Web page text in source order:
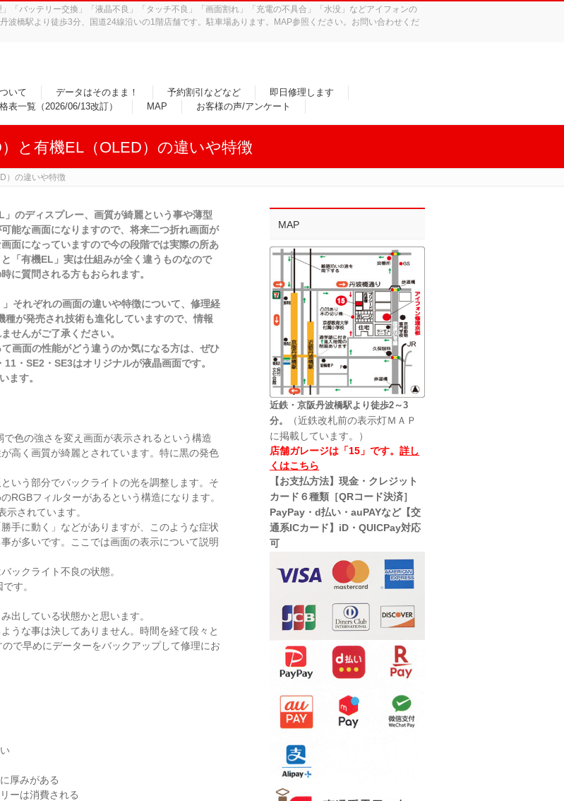
「バッテリー交換」「液晶不良」「タッチ不良」「画面割れ」「充電の不具合」「水没」などアイフォンの
波橋駅より徒歩3分、国道24線沿いの1階店舗です。駐車場あります。MAP参照ください。お問い合わせくだ
いて データはそのまま！ 予約割引などなど
即日修理します
表一覧（2026/06/13改訂）
MAP お客様の声/アンケート
と有機EL（OLED）の違いや特徴
）の違いや特徴
のディスプレー、画質が綺麗という事や薄型
能な画面になりますので、将来二つ折れ画面が
面になっていますので今の段階では実際の所あ
「有機EL」実は仕組みが全く違うものなので
に質問される方もおられます。
それぞれの画面の違いや特徴について、修理経
が発売され技術も進化していますので、情報
せんがご了承ください。
画面の性能がどう違うのか気になる方は、ぜひ
・SE2・SE3はオリジナルが液晶画面です。
ます。
色の強さを変え画面が表示されるという構造
高く画質が綺麗とされています。特に黒の発色
いう部分でバックライトの光を調整します。そ
RGBフィルターがあるという構造になります。
されています。
手に動く」などがありますが、このような症状
が多いです。ここでは画面の表示について説明
ックライト不良の状態。
す。
出している状態かと思います。
うな事は決してありません。時間を経て段々と
で早めにデーターをバックアップして修理にお
厚みがある
ーは消費される
MAP
近鉄・京阪丹波橋駅より徒歩2～3
分。
（近鉄改札前の表示灯ＭＡＰ
に掲載しています。）
店舗ガレージは「15」です。 詳し
くはこちら
【お支払方法】現金・クレジット
カード６種類［QRコード決済］
PayPay・d払い・auPAYなど【交
通系ICカード】iD・QUICPay対応
可